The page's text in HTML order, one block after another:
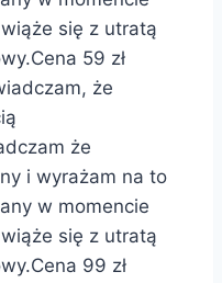
się z utratą
59 zł
że
że
i wyrażam na to
w momencie
się z utratą
99 zł